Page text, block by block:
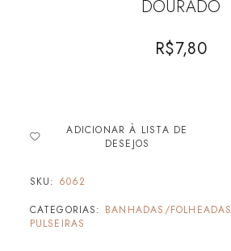
DOURADO
R$7,80
ADICIONAR À LISTA DE
DESEJOS
SKU: 6062
CATEGORIAS: BANHADAS/FOLHEADAS
PULSEIRAS